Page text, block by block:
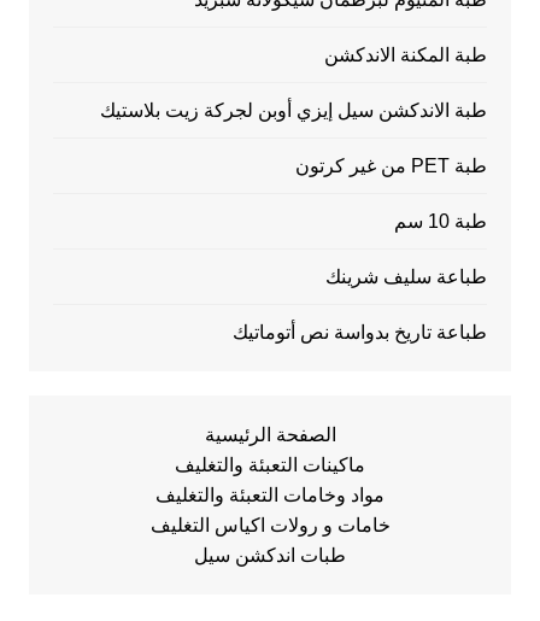
طبة المكنة الاندكشن
طبة الاندكشن سيل إيزي أوبن لجركة زيت بلاستيك
طبة PET من غير كرتون
طبة 10 سم
طباعة سليف شرينك
طباعة تاريخ بدواسة نص أتوماتيك
الصفحة الرئيسية
ماكينات التعبئة والتغليف
مواد وخامات التعبئة والتغليف
خامات و رولات اكياس التغليف
طبات اندكشن سيل